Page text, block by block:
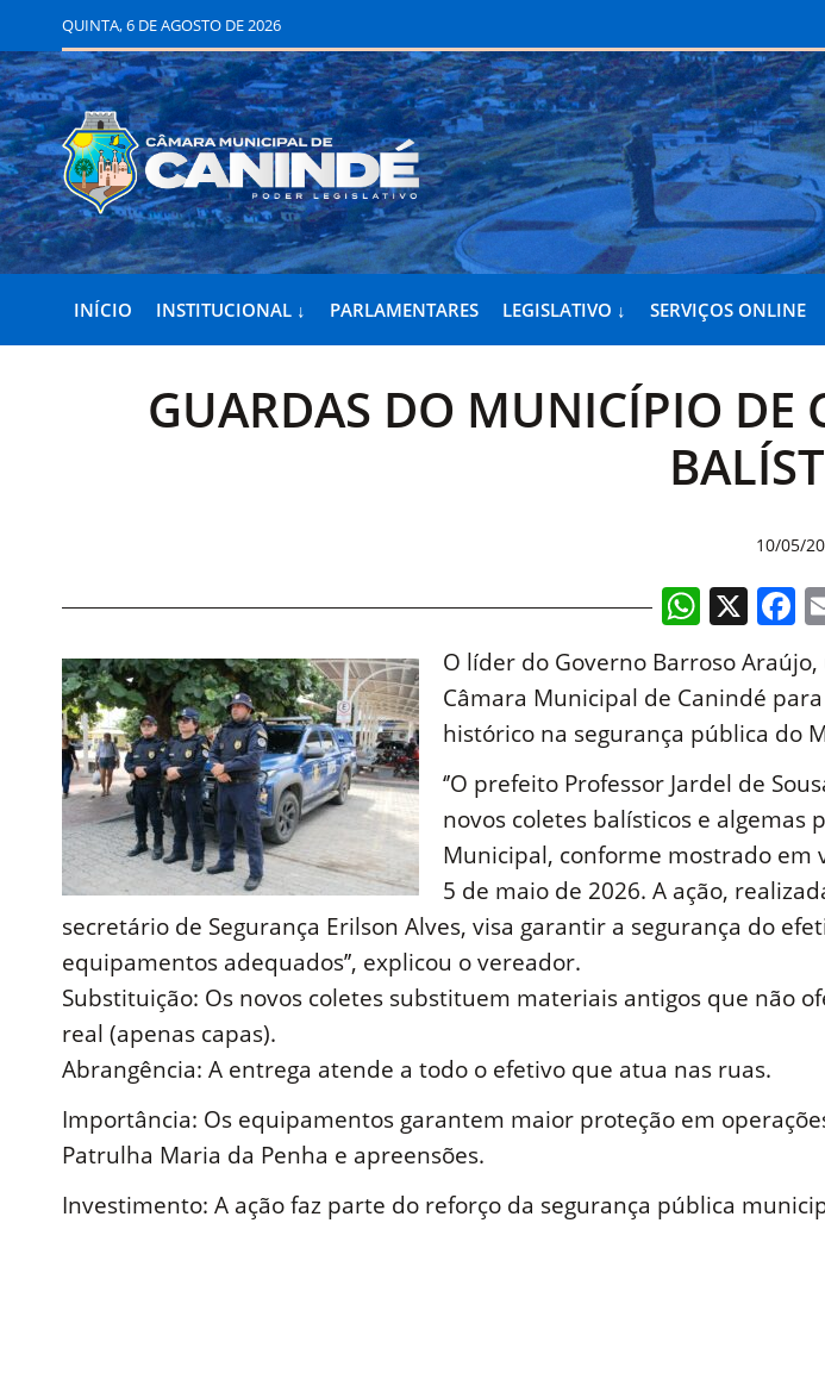
QUINTA, 6 DE AGOSTO DE 2026
INÍCIO INSTITUCIONAL ↓ PARLAMENTARES LEGISLATIVO ↓ SERVIÇOS ONLINE
GUARDAS DO MUNICÍPIO DE
10/05/
X
O líder do Governo Barroso
Câmara Municipal de Canindé
histórico na segurança pública do
‘’O prefeito Professor Jardel de
novos coletes balísticos e algemas
Municipal, conforme mostrado em
5 de maio de 2026. A ação,
secretário de Segurança Erilson Alves, visa garantir a segurança do
equipamentos adequados’’, explicou o vereador.
Substituição: Os novos coletes substituem materiais antigos que não
real (apenas capas).
Abrangência: A entrega atende a todo o efetivo que atua nas ruas.
Importância: Os equipamentos garantem maior proteção em
Patrulha Maria da Penha e apreensões.
Investimento: A ação faz parte do reforço da segurança pública